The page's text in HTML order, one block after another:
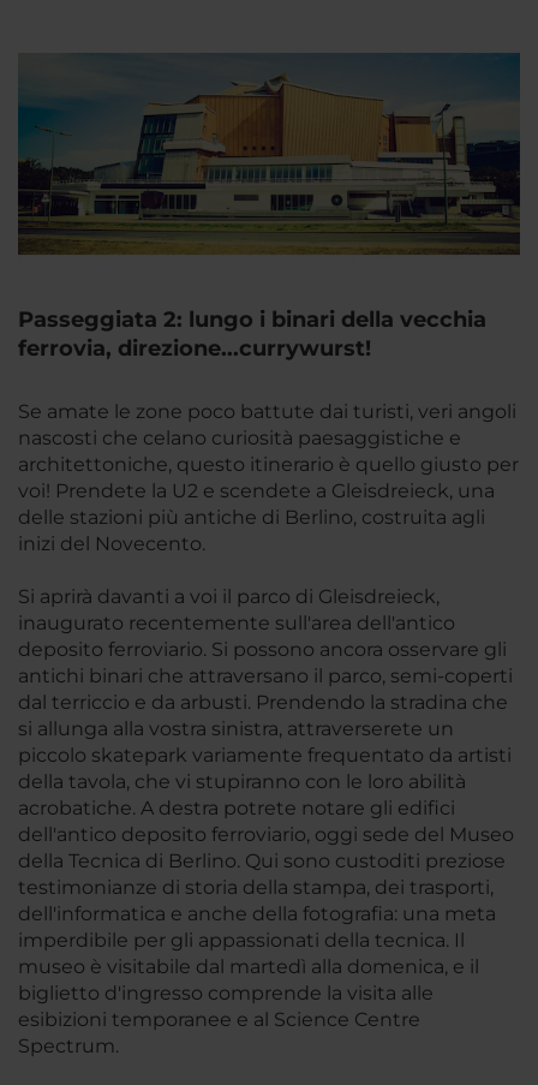
Passeggiata 2: lungo i binari della vecchia
ferrovia, direzione...currywurst!
Se amate le zone poco battute dai turisti, veri angoli
nascosti che celano curiosità paesaggistiche e
architettoniche, questo itinerario è quello giusto per
voi! Prendete la U2 e scendete a Gleisdreieck, una
delle stazioni più antiche di Berlino, costruita agli
inizi del Novecento.
Si aprirà davanti a voi il parco di Gleisdreieck,
inaugurato recentemente sull'area dell'antico
deposito ferroviario. Si possono ancora osservare gli
antichi binari che attraversano il parco, semi-coperti
dal terriccio e da arbusti. Prendendo la stradina che
si allunga alla vostra sinistra, attraverserete un
piccolo skatepark variamente frequentato da artisti
della tavola, che vi stupiranno con le loro abilità
acrobatiche. A destra potrete notare gli edifici
dell'antico deposito ferroviario, oggi sede del Museo
della Tecnica di Berlino. Qui sono custoditi preziose
testimonianze di storia della stampa, dei trasporti,
dell'informatica e anche della fotografia: una meta
imperdibile per gli appassionati della tecnica. Il
museo è visitabile dal martedì alla domenica, e il
biglietto d'ingresso comprende la visita alle
esibizioni temporanee e al Science Centre
Spectrum.